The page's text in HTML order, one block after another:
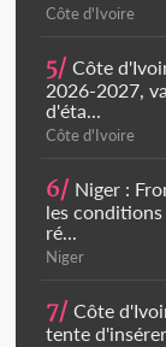
Côte d'Ivoire
5/ Côte
2026-2027,
d'éta...
Côte d'Ivoire
6/ Niger :
les
ré...
Niger
7/ Côte
tente